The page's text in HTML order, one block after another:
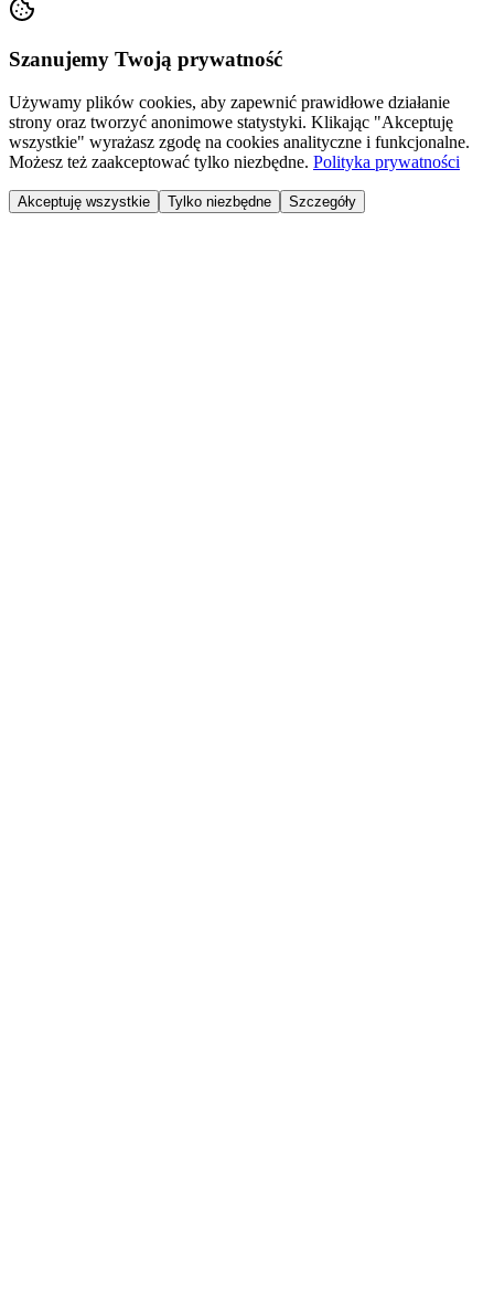
Szanujemy Twoją prywatność
Używamy plików cookies, aby zapewnić prawidłowe działanie
strony oraz tworzyć anonimowe statystyki. Klikając "Akceptuję
wszystkie" wyrażasz zgodę na cookies analityczne i funkcjonalne.
Możesz też zaakceptować tylko niezbędne. Polityka prywatności
Akceptuję wszystkie Tylko niezbędne Szczegóły